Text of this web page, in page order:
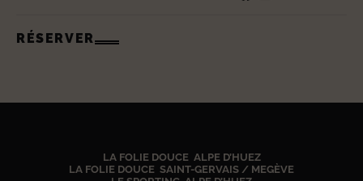
RÉSERVER
LA FOLIE DOUCE ALPE D’HUEZ
LA FOLIE DOUCE SAINT-GERVAIS / MEGÈVE